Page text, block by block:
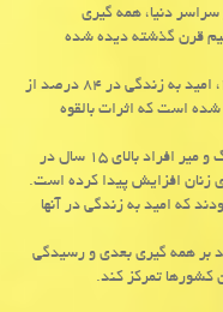
دنیا، همه گیری
نیم قرن گذشته دیده شده
وی در اطلاعیه ای گفت طی سالهای ۲۰۲۰-۲۰۲۱، امید به زندگی در ۸۴ درصد از
است که اثرات بالقوه
در همین حال، کارشناسان تخمین زدند میزان مرگ و میر افراد بالای ۱۵ سال در
که امید به زندگی در آنها
بر همه گیری بعدی و رسیدگی
تمرکز کند.